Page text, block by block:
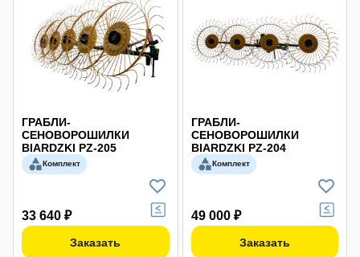
ГРАБЛИ-
СЕНОВОРОШИЛКИ
BIARDZKI PZ-205
Комплект
33 640 ₽
Заказать
ГРАБЛИ-
СЕНОВОРОШИЛКИ
BIARDZKI PZ-204
Комплект
49 000 ₽
Заказать